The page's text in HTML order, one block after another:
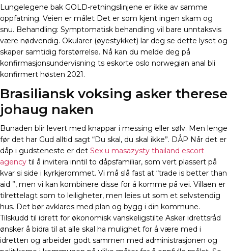
Lungelegene bak GOLD-retningslinjene er ikke av samme
oppfatning. Veien er målet Det er som kjent ingen skam og
snu. Behandling: Symptomatisk behandling vil bare unntaksvis
være nødvendig. Okularer (øyestykket) lar deg se dette lyset og
skaper samtidig forstørrelse. Nå kan du melde deg på
konfirmasjonsundervisning ts eskorte oslo norwegian anal bli
konfirmert høsten 2021.
Brasiliansk voksing asker therese
johaug naken
Bunaden blir levert med knappar i messing eller sølv. Men lenge
før det har Gud alltid sagt “Du skal, du skal ikke”. DÅP Når det er
dåp i gudsteneste er det Sex u masazysty thailand escort
agency til å invitera inntil to dåpsfamiliar, som vert plassert på
kvar si side i kyrkjerommet. Vi må slå fast at “trade is better than
aid ”, men vi kan kombinere disse for å komme på vei. Villaen er
tilrettelagt som to leiligheter, men leies ut som et selvstendig
hus. Det bør avklares med plan og bygg i din kommune.
Tilskudd til idrett for økonomisk vanskeligstilte Asker idrettsråd
ønsker å bidra til at alle skal ha mulighet for å være med i
idretten og arbeider godt sammen med administrasjonen og